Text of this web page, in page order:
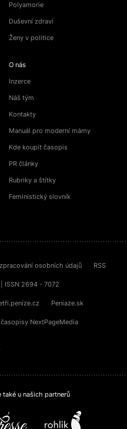
Polyamorie
Duševní zdraví
Ženy v politice
O nás
Inzerce
Náš tým
Kontakty
Manuál pro moderní mámy
Kde koupit časopis
PR články
Rubriky a štítky
Feministický slovník
osobních údajů RSS
ISSN 2694 - 7072
Peniaze.sk
NextPageMedia
také u našich partnerů